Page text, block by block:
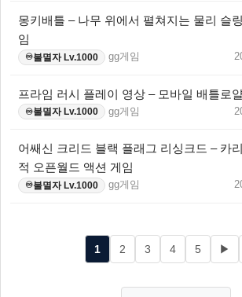
몽키배틀 – 나무 위에서 펼쳐지는 물리 슬
임
♾️불멸자 Lv.1000 gg게임
프라임 러시 플레이 영상 – 모바일 배틀로
♾️불멸자 Lv.1000 gg게임
어쌔신 크리드 블랙 플래그 리싱크드 – 카
적 오픈월드 액션 게임
♾️불멸자 Lv.1000 gg게임
1 2 3 4 5 ▶